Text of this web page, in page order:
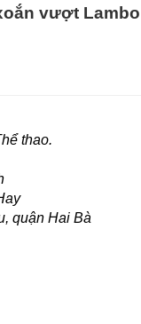
vượt
thao.
quận Hai Bà